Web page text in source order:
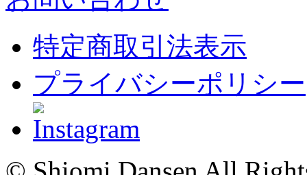
特定商取引法表示
プライバシーポリシー